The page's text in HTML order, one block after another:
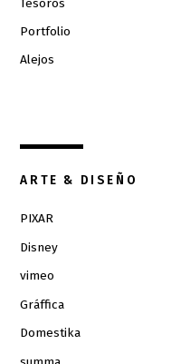
Portfolio
Alejos
ARTE & DISEÑO
PIXAR
Disney
vimeo
Gráffica
Domestika